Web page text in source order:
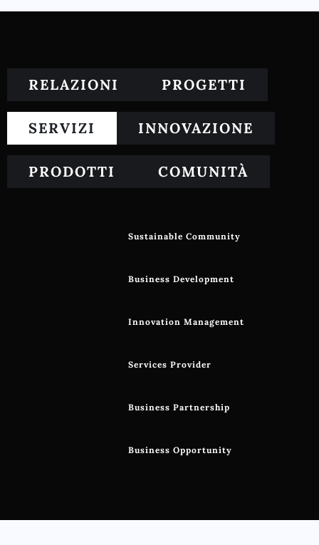
RELAZIONI PROGETTI
SERVIZI INNOVAZIONE
PRODOTTI COMUNITÀ
Sustainable Community
Business Development
Innovation Management
Services Provider
Business Partnership
Business Opportunity